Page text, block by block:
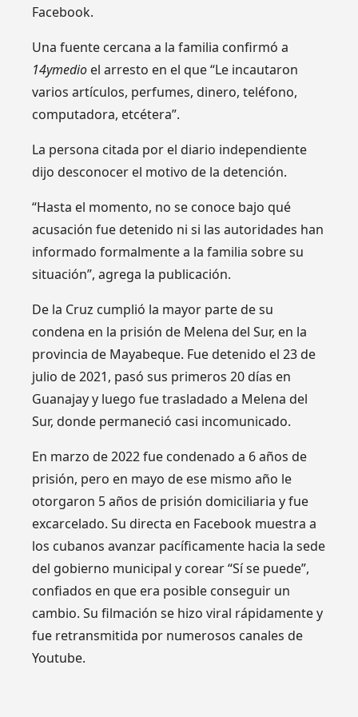
Facebook.
Una fuente cercana a la familia confirmó a
14ymedio el arresto en el que “Le incautaron
varios artículos, perfumes, dinero, teléfono,
computadora, etcétera”.
La persona citada por el diario independiente
dijo desconocer el motivo de la detención.
“Hasta el momento, no se conoce bajo qué
acusación fue detenido ni si las autoridades han
informado formalmente a la familia sobre su
situación”, agrega la publicación.
De la Cruz cumplió la mayor parte de su
condena en la prisión de Melena del Sur, en la
provincia de Mayabeque. Fue detenido el 23 de
julio de 2021, pasó sus primeros 20 días en
Guanajay y luego fue trasladado a Melena del
Sur, donde permaneció casi incomunicado.
En marzo de 2022 fue condenado a 6 años de
prisión, pero en mayo de ese mismo año le
otorgaron 5 años de prisión domiciliaria y fue
excarcelado. Su directa en Facebook muestra a
los cubanos avanzar pacíficamente hacia la sede
del gobierno municipal y corear “Sí se puede”,
confiados en que era posible conseguir un
cambio. Su filmación se hizo viral rápidamente y
fue retransmitida por numerosos canales de
Youtube.